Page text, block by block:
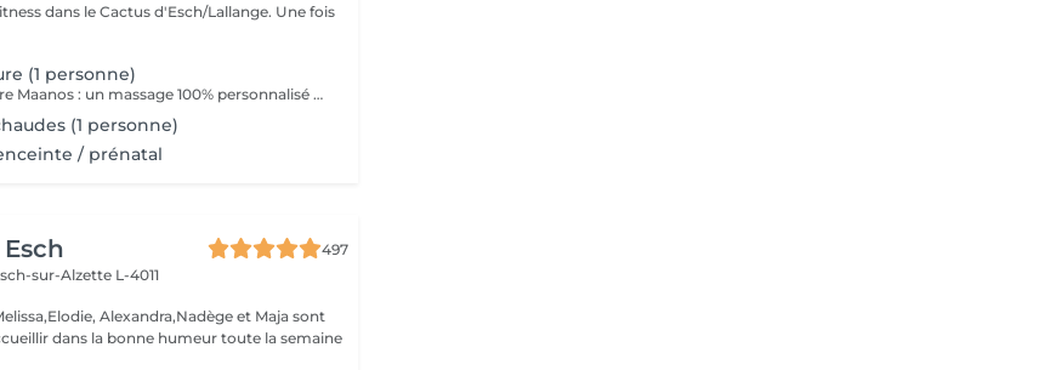
dans le Cactus d'Esch/Lallange. Une fois
(1 personne)
Le Massage Sur Mesure Maanos : un massage 100% personnalisé en fonction de vos besoins et de vos envies !
(1 personne)
/ prénatal
497
sur-Alzette L-4011
Alexandra,Nadège et Maja sont
dans la bonne humeur toute la semaine